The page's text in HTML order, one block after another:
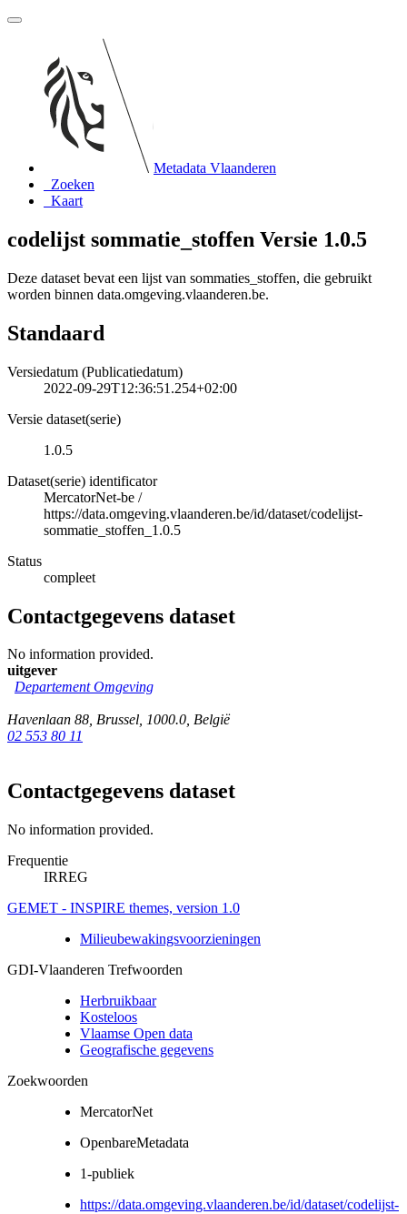
Metadata Vlaanderen
Zoeken
Kaart
codelijst sommatie_stoffen Versie 1.0.5
Deze dataset bevat een lijst van sommaties_stoffen, die gebruikt
worden binnen data.omgeving.vlaanderen.be.
Standaard
Versiedatum (Publicatiedatum)
2022-09-29T12:36:51.254+02:00
Versie dataset(serie)
1.0.5
Dataset(serie) identificator
MercatorNet-be /
https://data.omgeving.vlaanderen.be/id/dataset/codelijst-
sommatie_stoffen_1.0.5
Status
compleet
Contactgegevens dataset
No information provided.
uitgever
Departement Omgeving
Havenlaan 88, Brussel, 1000.0, België
02 553 80 11
Contactgegevens dataset
No information provided.
Frequentie
IRREG
GEMET - INSPIRE themes, version 1.0
Milieubewakingsvoorzieningen
GDI-Vlaanderen Trefwoorden
Herbruikbaar
Kosteloos
Vlaamse Open data
Geografische gegevens
Zoekwoorden
MercatorNet
OpenbareMetadata
1-publiek
https://data.omgeving.vlaanderen.be/id/dataset/codelijst-